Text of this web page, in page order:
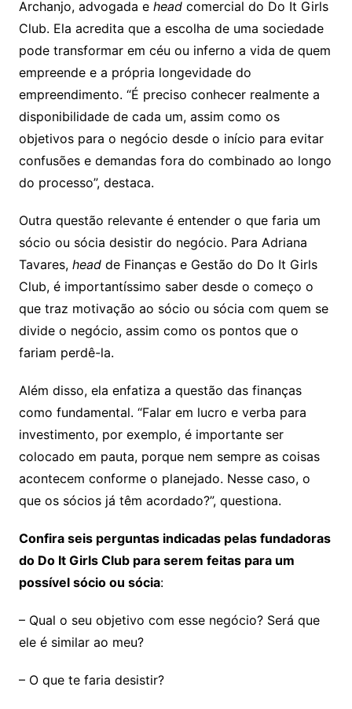
Archanjo, advogada e headcomercial do Do It Girls
Club. Ela acredita que a escolha de uma sociedade
pode transformar em céu ou inferno a vida de quem
empreende e a própria longevidade do
empreendimento. “É preciso conhecer realmente a
disponibilidade de cada um, assim como os
objetivos para o negócio desde o início para evitar
confusões e demandas fora do combinado ao longo
do processo”, destaca.
Outra questão relevante é entender o que faria um
sócio ou sócia desistir do negócio. Para Adriana
Tavares, headde Finanças e Gestão do Do It Girls
Club, é importantíssimo saber desde o começo o
que traz motivação ao sócio ou sócia com quem se
divide o negócio, assim como os pontos que o
fariam perdê-la.
Além disso, ela enfatiza a questão das finanças
como fundamental. “Falar em lucro e verba para
investimento, por exemplo, é importante ser
colocado em pauta, porque nem sempre as coisas
acontecem conforme o planejado. Nesse caso, o
que os sócios já têm acordado?”, questiona.
Confira seis perguntas indicadas pelas fundadoras
do Do It Girls Club para serem feitas para um
possível sócio ou sócia:
– Qual o seu objetivo com esse negócio? Será que
ele é similar ao meu?
– O que te faria desistir?